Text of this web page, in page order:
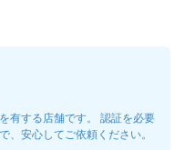
有する店舗です。 認証を必要
、安心してご依頼ください。